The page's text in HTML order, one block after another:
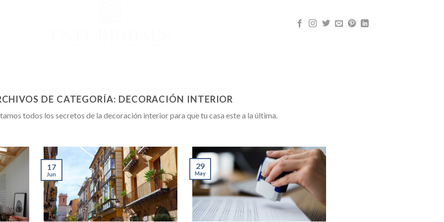
DE CATEGORÍA: DECORACIÓN INTERIOR
todos los secretos de la decoración interior para que tu casa este a la última.
17
Jun
29
May